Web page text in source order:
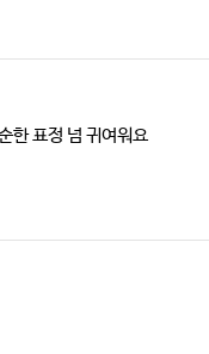
한 표정 넘 귀여워요